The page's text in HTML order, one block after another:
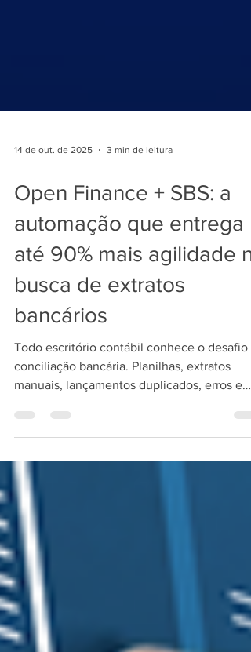
Open Finance + SBS: a
automação que entrega
até 90% mais agilidade
busca de extratos
bancários
Todo escritório contábil conhece o desafio
conciliação bancária. Planilhas, extratos
processo. Mas essa realidade está prestes a
mudar. No dia 28 de outubro, às 15h, a SCI
realiza um evento ao vivo e gratuito para
apresentar as novas funcionalidades do SBS
Smart Bank Statement, agora com
via Open Finance. O encontro vai mostrar,
prát